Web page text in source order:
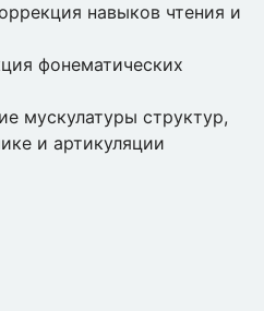
навыков чтения и
фонематических
мускулатуры структур,
и артикуляции